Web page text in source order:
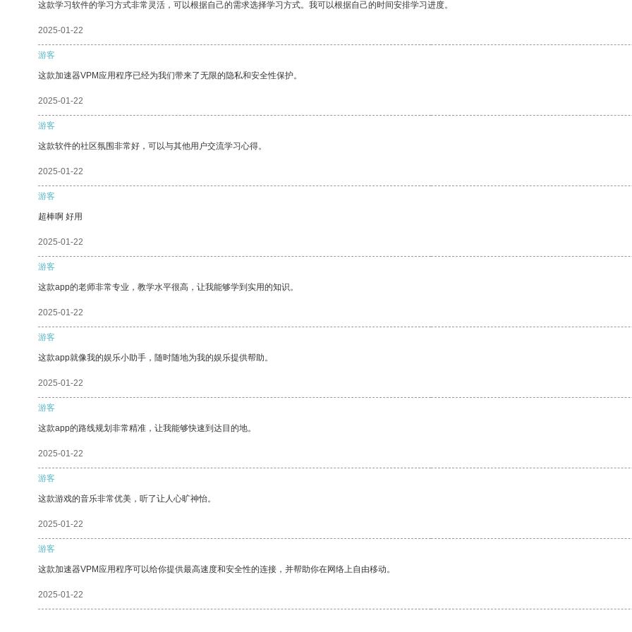
这款学习软件的学习方式非常灵活，可以根据自己的需求选择学习方式。我可以根据自己的时间安排学习进度。
2025-01-22
游客
这款加速器VPM应用程序已经为我们带来了无限的隐私和安全性保护。
2025-01-22
游客
这款软件的社区氛围非常好，可以与其他用户交流学习心得。
2025-01-22
游客
超棒啊 好用
2025-01-22
游客
这款app的老师非常专业，教学水平很高，让我能够学到实用的知识。
2025-01-22
游客
这款app就像我的娱乐小助手，随时随地为我的娱乐提供帮助。
2025-01-22
游客
这款app的路线规划非常精准，让我能够快速到达目的地。
2025-01-22
游客
这款游戏的音乐非常优美，听了让人心旷神怡。
2025-01-22
游客
这款加速器VPM应用程序可以给你提供最高速度和安全性的连接，并帮助你在网络上自由移动。
2025-01-22